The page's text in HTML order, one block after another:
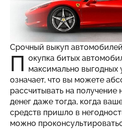
Срочный выкуп
П окупка битых
максимально выгодных
означает, что вы можете
рассчитывать на
денег даже тогда, когда
средств пришло в
можно